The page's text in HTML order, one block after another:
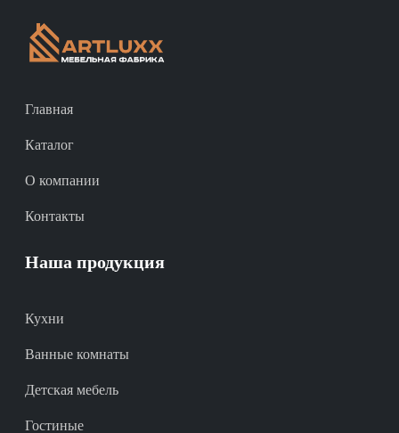
Главная
Каталог
О компании
Контакты
Наша продукция
Кухни
Ванные комнаты
Детская мебель
Гостиные